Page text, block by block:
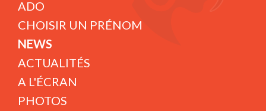
ADO
CHOISIR UN PRÉNOM
NEWS
ACTUALITÉS
A L'ÉCRAN
PHOTOS